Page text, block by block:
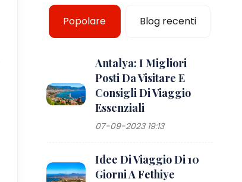
Popolare Blog recenti
Antalya: I Migliori
Posti Da Visitare E
Consigli Di Viaggio
Essenziali
07-09-2023 19:13
Idee Di Viaggio Di 10
Giorni A Fethiye